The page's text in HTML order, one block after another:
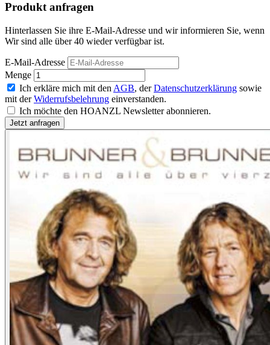
Produkt anfragen
Hinterlassen Sie ihre E-Mail-Adresse und wir informieren Sie, wenn
Wir sind alle über 40 wieder verfügbar ist.
E-Mail-Adresse
Menge
Ich erkläre mich mit den AGB, derDatenschutzerklärung sowie
mit derWiderrufsbelehrung einverstanden.
Ich möchte den HOANZL Newsletter abonnieren.